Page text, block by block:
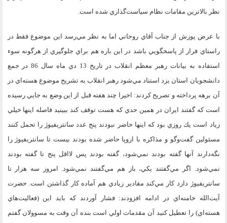
نظر بالاترين مقامات نظام سياست‌گذاري شده است.
با عرض پوزش از جناب آقاي روحاني اما به نظر مي‌رسد اين موضوع فقط در
راستاي فرار از پاسخگويي باشد در اين باره هم براي جلوگيري از هرگونه سوء
استفاده به بيانات رهبر معظم انقلاب در تاريخ 13 دي ماه سال 86 در جمع
دانشجويان استان يزد استناد مي‌شود رهبر انقلاب به تشريح موضوع هسته‌اي در
آن برهه پرداخته و تصريح كردند: اخيرا چند هفته قبل از اين وضع به جايي رسيده
است كه گفتند ايران در همين حدي كه هست توقف كند ببينيد فاصله اينها خيلي
زياد است يك روزي بود كه اينها حاضر نبودند پنج عدد سانتريفيوژ را تحمل كنند
مسئولين گفت‌وگو و مذاكره با اروپا حاضر شده بودند بيست تا سانتريفيوژ را
نگه‌دارند آنها گفته بودند نمي‌شود، گفته بودند پس لااقل پنج تا گفته بودند
نمي‌شود. اگر مي‌گفتند يكي، باز هم مي‌گفتند نمي‌شود. امروز سه هزار تا
سانتريفيوژ دارد كار مي‌كند مقادير زيادي هم آماده كار گذاشتن است. حضرت
آيت‌الله خامنه‌اي در ادامه افزودند: فشار آوردند كه بايد اين (فعاليت‌هاي
هسته‌اي) را تعطيل كنيد آن مقدمات اولي است بنده آن وقت به مسوولان گفتم